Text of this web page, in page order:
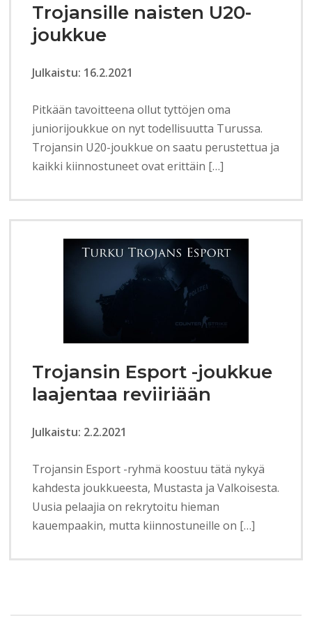
Trojansille naisten U20-
joukkue
Julkaistu: 16.2.2021
Pitkään tavoitteena ollut tyttöjen oma
juniorijoukkue on nyt todellisuutta Turussa.
Trojansin U20-joukkue on saatu perustettua ja
kaikki kiinnostuneet ovat erittäin […]
Trojansin Esport -joukkue
laajentaa reviiriään
Julkaistu: 2.2.2021
Trojansin Esport -ryhmä koostuu tätä nykyä
kahdesta joukkueesta, Mustasta ja Valkoisesta.
Uusia pelaajia on rekrytoitu hieman
kauempaakin, mutta kiinnostuneille on […]